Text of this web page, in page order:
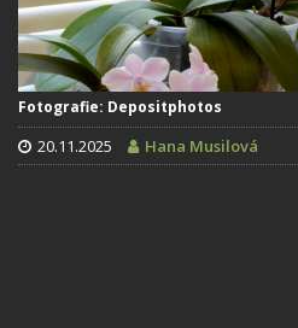
Fotografie: Depositphotos
20.11.2025 Hana Musilová